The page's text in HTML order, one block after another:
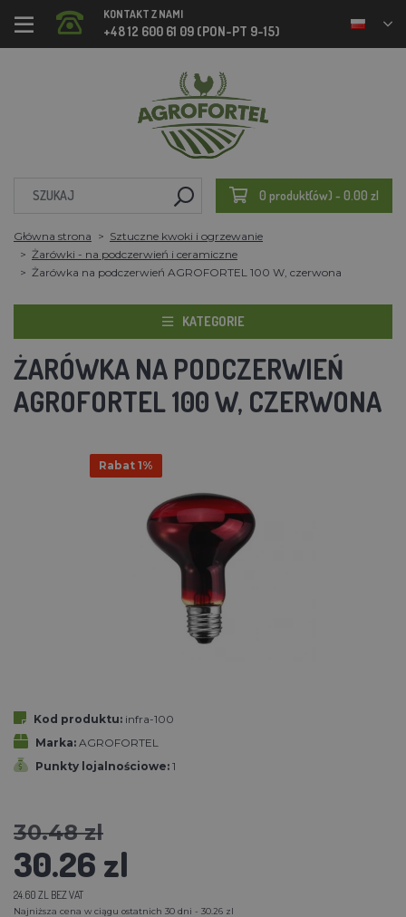
KONTAKT Z NAMI
+48 12 600 61 09 (PON-PT 9-15)
0 produkt(ów) - 0.00 zl
Główna strona
Sztuczne kwoki i ogrzewanie
Żarówki - na podczerwień i ceramiczne
Żarówka na podczerwień AGROFORTEL 100 W, czerwona
KATEGORIE
ŻARÓWKA NA PODCZERWIEŃ
AGROFORTEL 100 W, CZERWONA
Rabat 1%
Kod produktu: infra-100
Marka: AGROFORTEL
Punkty lojalnościowe: 1
30.48 zl
30.26 zl
24.60 ZL BEZ VAT
Najniższa cena w ciągu ostatnich 30 dni - 30.26 zl